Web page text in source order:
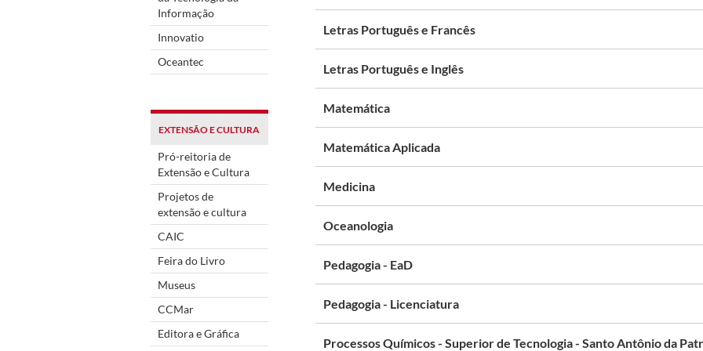
Informação
Innovatio
Oceantec
EXTENSÃO E CULTURA
Pró-reitoria de
Extensão e Cultura
Projetos de
extensão e cultura
CAIC
Feira do Livro
Museus
CCMar
Editora e Gráfica
Letras Português e Francês
Letras Português e Inglês
Matemática
Matemática Aplicada
Medicina
Oceanologia
Pedagogia - EaD
Pedagogia - Licenciatura
Processos Químicos - Superior de Tecnologia - Santo Antônio da